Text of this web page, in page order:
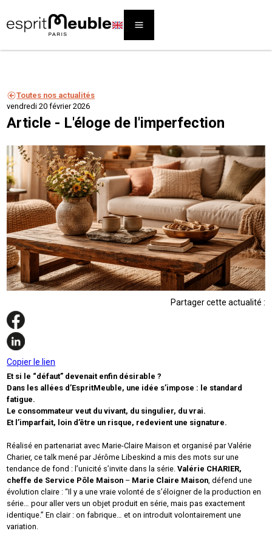
Toutes nos actualités
vendredi 20 février 2026
Article - L'éloge de l'imperfection
Partager cette actualité :
Copier le lien
Et si le “défaut” devenait enfin désirable ?
Dans les allées d’EspritMeuble, une idée s’impose : le standard
fatigue.
Le consommateur veut du vivant, du singulier, du vrai.
Et l’imparfait, loin d’être un risque, redevient une signature.
Réalisé en partenariat avec Marie-Claire Maison et organisé par Valérie
Charier, ce talk mené par Jérôme Libeskind a mis des mots sur une
tendance de fond : l’unicité s’invite dans la série.Valérie CHARIER,
cheffe de Service Pôle Maison – Marie Claire Maison, défend une
évolution claire : “Il y a une vraie volonté de s’éloigner de la production en
série… pour aller vers un objet produit en série, mais pas exactement
identique.” En clair : on fabrique… et on introduit volontairement une
variation.